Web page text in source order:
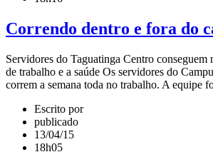
Correndo dentro e fora do
Servidores do Taguatinga Centro conseguem
de trabalho e a saúde Os servidores do
correm a semana toda no trabalho. A equipe
Escrito por
publicado
13/04/15
18h05